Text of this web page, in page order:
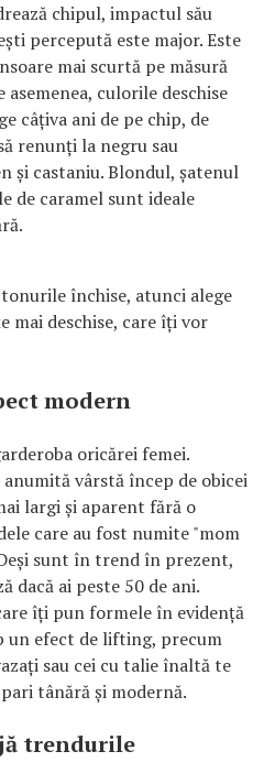
chipul, impactul său
percepută este major. Este
mai scurtă pe măsură
culorile deschise
câțiva ani de pe chip, de
renunți la negru sau
și castaniu. Blondul, șatenul
de caramel sunt ideale
închise, atunci alege
mai deschise, care îți vor
modern
oricărei femei.
anumită vârstă încep de obicei
largi și aparent fără o
care au fost numite "mom
sunt în trend în prezent,
dacă ai peste 50 de ani.
îți pun formele în evidență
un efect de lifting, precum
sau cei cu talie înaltă te
tânără și modernă.
trendurile